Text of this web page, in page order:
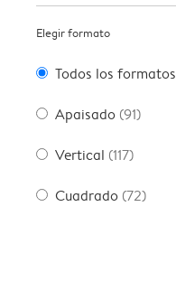
Elegir formato
Todos los formatos
Apaisado (91)
Vertical (117)
Cuadrado (72)